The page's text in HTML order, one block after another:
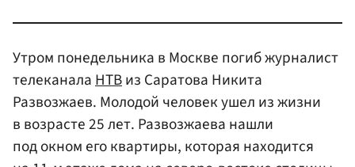
Утром понедельника в Москве погиб журналист
телеканалаНТВиз Саратова Никита
Развозжаев. Молодой человек ушел из жизни
в возрасте 25 лет. Развозжаева нашли
под окном его квартиры, которая находится